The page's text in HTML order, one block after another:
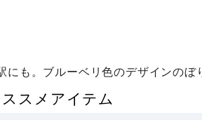
も。ブルーベリ色のデザインのぼ
スメアイテム